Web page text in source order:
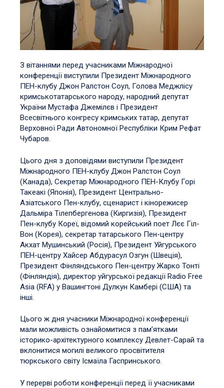
З вітаннями перед учасниками Міжнародної
конференції виступили Президент Міжнародного
ПЕН-клубу Джон Ралстон Соул, Голова Меджлісу
кримськотатарського народу, народний депутат
України Мустафа Джемілєв і Президент
Всесвітнього конгресу кримських татар, депутат
Верховної Ради Автономної Республіки Крим Рефат
Чубаров.
Цього дня з доповідями виступили Президент
Міжнародного ПЕН-клубу Джон Ралстон Соул
(Канада), Секретар Міжнародного ПЕН-Клубу Горі
Такеакі (Японія), Президент Центрально-
Азіатського Пен-клубу, сценарист і кінорежисер
Дальміра Тілепбергенова (Киргизія), Президент
Пен-клубу Кореї, відомий корейський поет Лєє Гіл-
Вон (Корея), секретар татарського Пен-центру
Акхат Мушинський (Росія), Президент Уйгурського
ПЕН-центру Хайсер Абдурасул Озгун (Швеція),
Президент Фінляндського Пен-центру Жарко Тонті
(Фінляндія), директор уйгурської редакції Radio Free
Asia (RFA) у Вашингтоні Дулкун Камбері (США) та
інші.
Цього ж дня учасники Міжнародної конференції
мали можливість ознайомитися з пам’ятками
історико-архітектурного комплексу Девлет-Сарай та
вклонитися могилі великого просвітителя
тюркського світу Ісмаїла Гаспринського.
У перерві роботи конференції перед її учасниками